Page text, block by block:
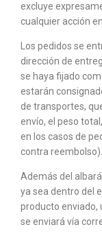
excluye
cualquier acción
Los pedidos se
dirección de
se haya fijado
estarán
de transportes,
envío, el peso
en los casos de
contra reembolso).
Además del
ya sea dentro del
producto enviado,
se enviará vía